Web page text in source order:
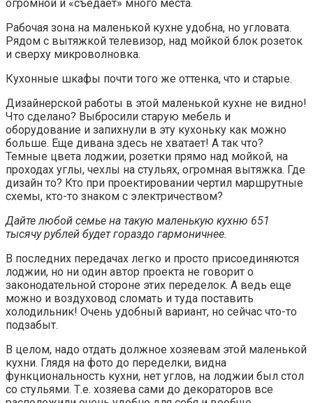
огромной и «съедает» много места.
Рабочая зона на маленькой кухне удобна, но угловата.
Рядом с вытяжкой телевизор, над мойкой блок розеток
и сверху микроволновка.
Кухонные шкафы почти того же оттенка, что и старые.
Дизайнерской работы в этой маленькой кухне не видно!
Что сделано? Выбросили старую мебель и
оборудование и запихнули в эту кухоньку как можно
больше. Еще дивана здесь не хватает! А так что?
Темные цвета лоджии, розетки прямо над мойкой, на
проходах углы, чехлы на стульях, огромная вытяжка. Где
дизайн то? Кто при проектировании чертил маршрутные
схемы, кто-то знаком с электричеством?
Дайте любой семье на такую маленькую кухню 651
тысячу рублей будет гораздо гармоничнее.
В последних передачах легко и просто присоединяются
лоджии, но ни один автор проекта не говорит о
законодательной стороне этих переделок. А ведь еще
можно и воздуховод сломать и туда поставить
холодильник! Очень удобный вариант, но сейчас что-то
подзабыт.
В целом, надо отдать должное хозяевам этой маленькой
кухни. Глядя на фото до переделки, видна
функциональность кухни, нет углов, на лоджии был стол
со стульями. Т.е. хозяева сами до декораторов все